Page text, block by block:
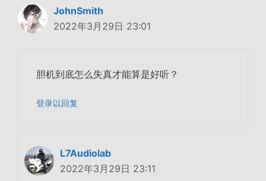
JohnSmith
2022年3月29日 23:01
胆机到底怎么失真才能算是好听？
登录以回复
L7Audiolab
2022年3月29日 23:11